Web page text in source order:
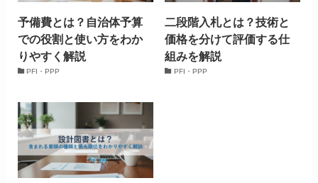
予備費とは？自治体予算
での役割と使い方をわか
りやすく解説
PFI・PPP
二段階入札とは？技術と
価格を分けて評価する仕
組みを解説
PFI・PPP